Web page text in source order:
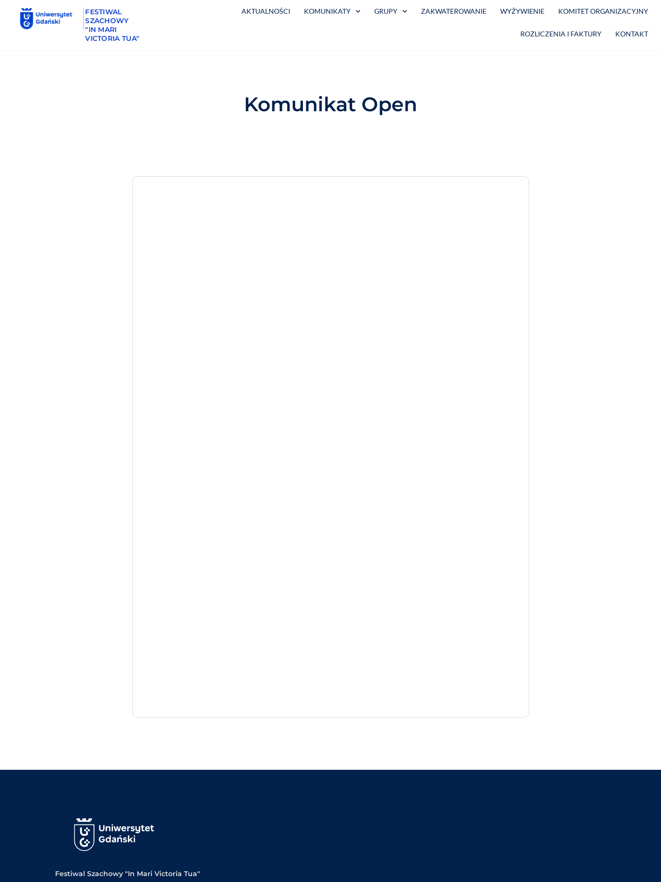
FESTIWAL
SZACHOWY
"IN MARI
VICTORIA TUA"
AKTUALNOŚCI KOMUNIKATY GRUPY ZAKWATEROWANIE WYŻYWIENIE KOMITET ORGANIZACYJNY
ROZLICZENIA I FAKTURY KONTAKT
Komunikat Open
Festiwal Szachowy "In Mari Victoria Tua"